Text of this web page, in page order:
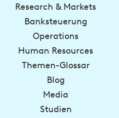
Research & Markets
Banksteuerung
Operations
Human Resources
Themen-Glossar
Blog
Media
Studien